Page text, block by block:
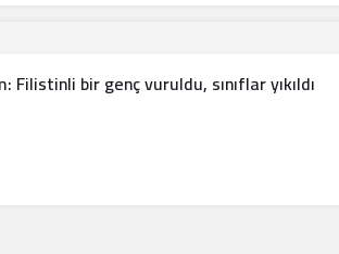
Filistinli bir genç vuruldu, sınıflar yıkıldı